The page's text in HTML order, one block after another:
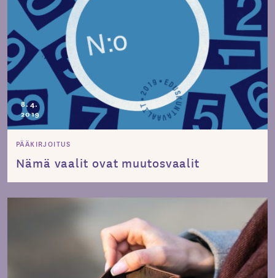
8.4.
2019
PÄÄKIRJOITUS
Nämä vaalit ovat muutosvaalit